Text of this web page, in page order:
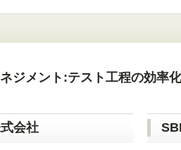
ジメント:テスト工程の効率化
会社